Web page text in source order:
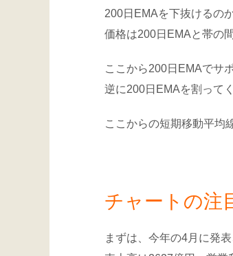
200日EMAを下抜けるの
価格は200日EMAと帯の
ここから200日EMAでサ
逆に200日EMAを割って
ここからの短期移動平均
チャートの注
まずは、今年の4月に発